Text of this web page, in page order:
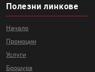
Полезни линкове
Начало
Промоции
Услуги
Брошура